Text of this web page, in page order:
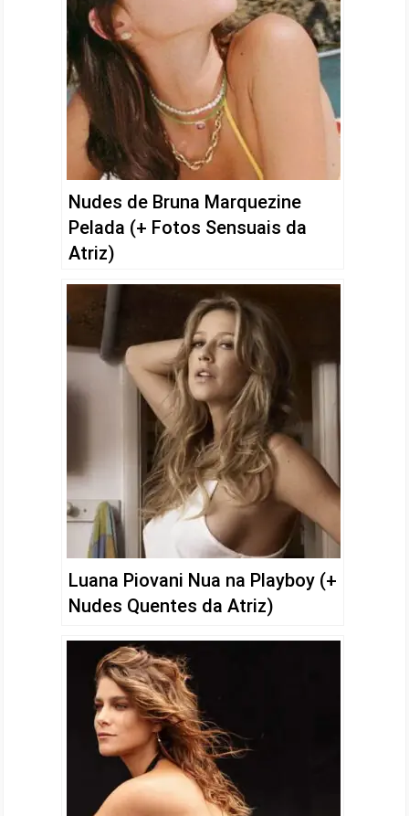
Nudes de Bruna Marquezine
Pelada (+ Fotos Sensuais da
Atriz)
Luana Piovani Nua na Playboy (+
Nudes Quentes da Atriz)